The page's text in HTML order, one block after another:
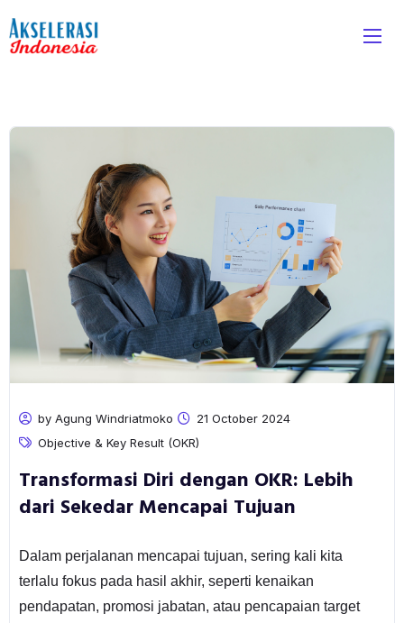
by Agung Windriatmoko
21 October 2024
Objective & Key Result (OKR)
Transformasi Diri dengan OKR: Lebih
dari Sekedar Mencapai Tujuan
Dalam perjalanan mencapai tujuan, sering kali kita
terlalu fokus pada hasil akhir, seperti kenaikan
pendapatan, promosi jabatan, atau pencapaian target